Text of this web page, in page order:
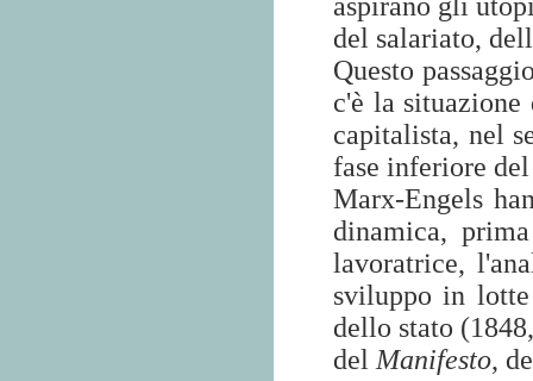
del salariato,
Questo
c'è la
capitalista, nel
fase inferiore
Marx-Engels
dinamica,
lavoratrice,
sviluppo in
dello stato
del Manifesto,